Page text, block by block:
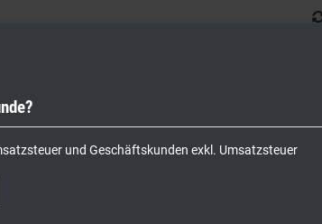
Backform Silikon MR.GINGER 3x4=12 Mulden a 7ml
und Geschäftskunden exkl. Umsatzsteuer